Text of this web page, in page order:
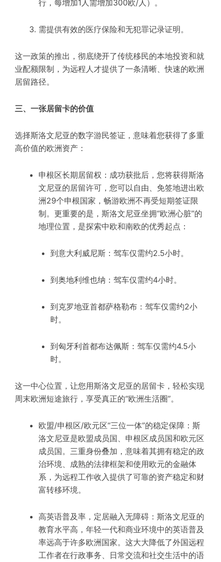
行，每增加1人需增加300欧/人）。
需提供有效的医疗保险和无犯罪记录证明。
这一政策的推出，彻底绕开了传统移民的本地投资和就
业配额限制，为远程人才提供了一条清晰、快速的欧洲
居留路径。
三、一张居留卡的价值
选择斯洛文尼亚的数字游民签证，意味着您获得了多重
高价值的欧洲资产：
申根区长期居留权：成功获批后，您将获得斯洛
文尼亚的居留许可，您可以自由、免签地进出欧
洲29个申根国家，畅游欧洲不再受短期签证限
制。更重要的是，斯洛文尼亚坐拥“欧洲心脏”的
地理位置，是探索中欧和南欧的优秀起点：
到意大利威尼斯：驾车仅需约2.5小时。
到奥地利维也纳：驾车仅需约4小时。
到克罗地亚首都萨格勒布：驾车仅需约2小
时。
到匈牙利首都布达佩斯：驾车仅需约4.5小
时。
这一中心位置，让您用斯洛文尼亚的居留卡，轻松实现
周末欧洲短途旅行，享受真正的“欧洲生活圈”。
欧盟/申根区/欧元区“三位一体”的稳定保障：斯
洛文尼亚是欧盟成员国、申根区成员国和欧元区
成员国。三重身份叠加，意味着其拥有稳定的政
治环境、成熟的法律框架和使用欧元的金融体
系，为远程工作收入提供了可靠的资产稳定和财
富转移环境。
高英语普及率，定居融入无障碍：斯洛文尼亚的
教育水平高，年轻一代和商业环境中的英语普及
率远高于许多欧洲国家。这大大降低了外国远程
工作者在行政事务、日常交流和社交生活中的语